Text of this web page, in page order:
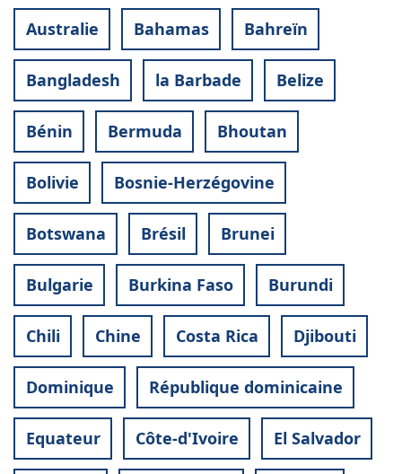
Australie Bahamas Bahreïn
Bangladesh la Barbade Belize
Bénin Bermuda Bhoutan
Bolivie Bosnie-Herzégovine
Botswana Brésil Brunei
Bulgarie Burkina Faso Burundi
Chili Chine Costa Rica Djibouti
Dominique République dominicaine
Equateur Côte-d'Ivoire El Salvador